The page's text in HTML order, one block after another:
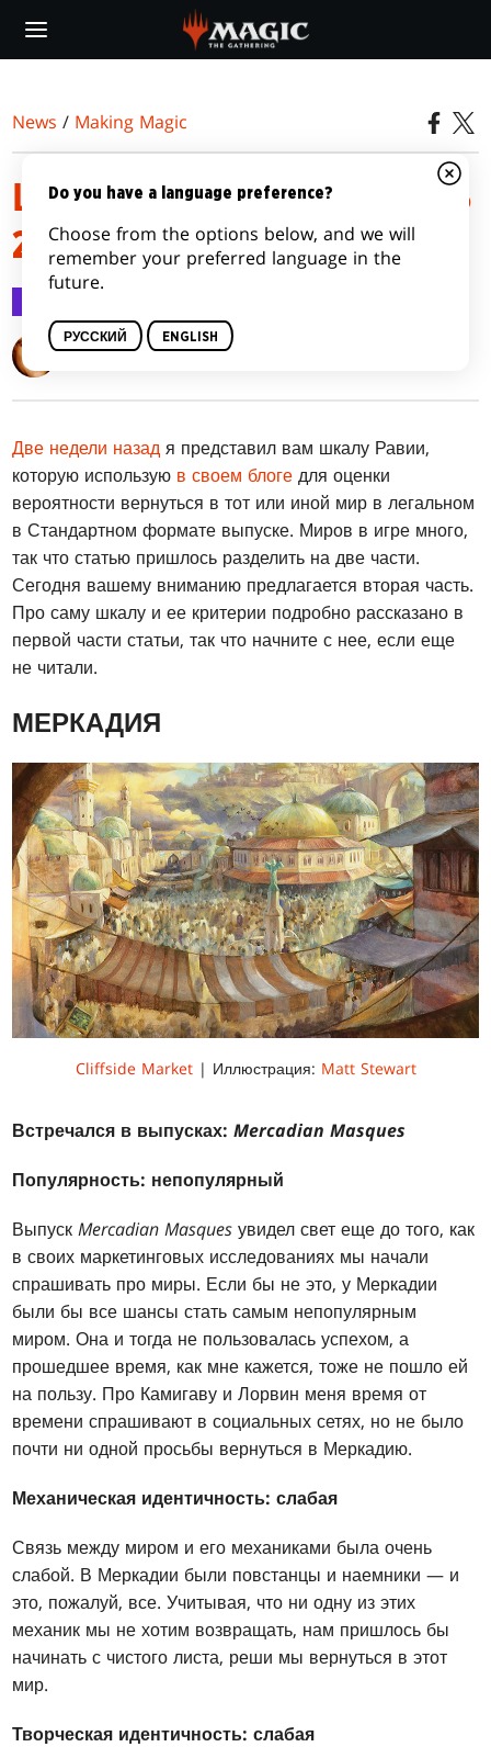
main
News / Making Magic
ШКАЛА РАВИИ, ЧАСТЬ
2
Mark Rosewater
Две недели назад я представил вам шкалу Равии,
которую использую в своем блоге для оценки
вероятности вернуться в тот или иной мир в легальном
в Стандартном формате выпуске. Миров в игре много,
так что статью пришлось разделить на две части.
Сегодня вашему вниманию предлагается вторая часть.
Про саму шкалу и ее критерии подробно рассказано в
первой части статьи, так что начните с нее, если еще
не читали.
МЕРКАДИЯ
Cliffside Market| Иллюстрация: Matt Stewart
Встречался в выпусках:Mercadian Masques
Популярность: непопулярный
ВыпускMercadian Masques увидел свет еще до того, как
в своих маркетинговых исследованиях мы начали
спрашивать про миры. Если бы не это, у Меркадии
были бы все шансы стать самым непопулярным
миром. Она и тогда не пользовалась успехом, а
прошедшее время, как мне кажется, тоже не пошло ей
на пользу. Про Камигаву и Лорвин меня время от
времени спрашивают в социальных сетях, но не было
почти ни одной просьбы вернуться в Меркадию.
Механическая идентичность: слабая
Связь между миром и его механиками была очень
слабой. В Меркадии были повстанцы и наемники — и
это, пожалуй, все. Учитывая, что ни одну из этих
механик мы не хотим возвращать, нам пришлось бы
начинать с чистого листа, реши мы вернуться в этот
мир.
Творческая идентичность: слабая
Do you have a language preference?
Choose from the options below, and we will
remember your preferred language in the
future.
РУССКИЙ ENGLISH